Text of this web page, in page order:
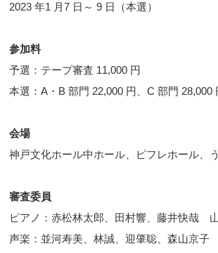
2023 年1 月7 日～ 9 日（本選）
参加料
予選：テープ審査 11,000 円
本選：A・B 部門 22,000 円、C 部門 28,000
会場
神戸文化ホール中ホール、ピフレホール、
審査委員
ピアノ：赤松林太郎、田村響、藤井快哉
声楽：並河寿美、林誠、迎肇聡、森山京子